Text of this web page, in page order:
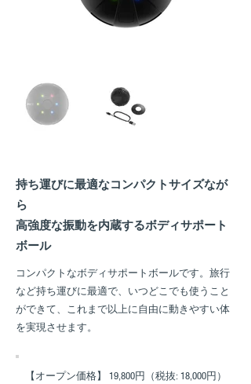
持ち運びに最適なコンパクトサイズなが
ら
高強度な振動を内蔵するボディサポート
ボール
コンパクトなボディサポートボールです。旅行
など持ち運びに最適で、いつどこでも使うこと
ができて、これまで以上に自由に動きやすい体
を実現させます。
【オープン価格】 19,800円​（税抜: 18,000円）